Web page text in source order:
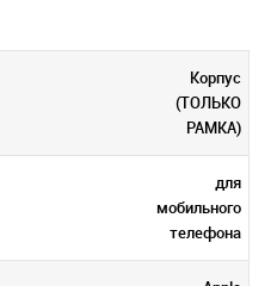
Корпус
(ТОЛЬКО
РАМКА)
для
мобильного
телефона